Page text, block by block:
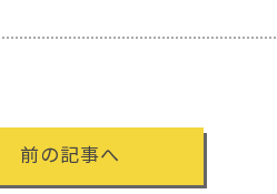
前の記事へ